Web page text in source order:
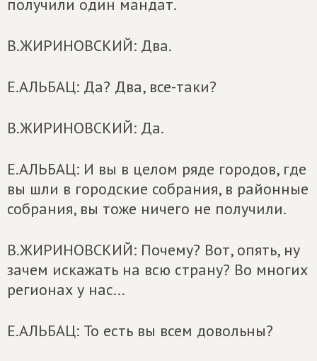
получили один мандат.
В.ЖИРИНОВСКИЙ: Два.
Е.АЛЬБАЦ: Да? Два, все-таки?
В.ЖИРИНОВСКИЙ: Да.
Е.АЛЬБАЦ: И вы в целом ряде городов, где
вы шли в городские собрания, в районные
собрания, вы тоже ничего не получили.
В.ЖИРИНОВСКИЙ: Почему? Вот, опять, ну
зачем искажать на всю страну? Во многих
регионах у нас...
Е.АЛЬБАЦ: То есть вы всем довольны?